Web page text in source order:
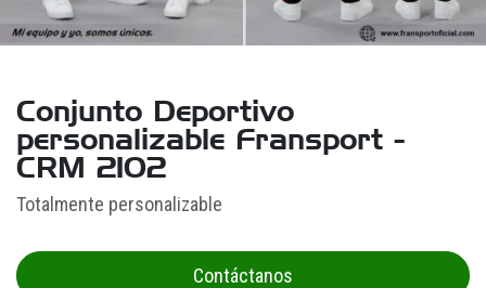
Conjunto Deportivo
personalizable Fransport -
CRM 2102
Totalmente personalizable
Contáctanos